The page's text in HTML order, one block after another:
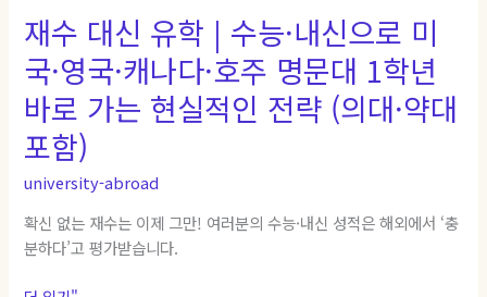
재수 대신 유학 | 수능·내신으로 미
국·영국·캐나다·호주 명문대 1학년
바로 가는 현실적인 전략 (의대·약대
포함)
university-abroad
확신 없는 재수는 이제 그만! 여러분의 수능·내신 성적은 해외에서 ‘충
분하다’고 평가받습니다.
대
유
학
수
능
내
신